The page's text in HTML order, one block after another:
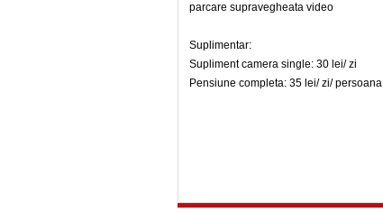
parcare supravegheata video
Suplimentar:
Supliment camera single: 30 lei/ zi
Pensiune completa: 35 lei/ zi/ persoana